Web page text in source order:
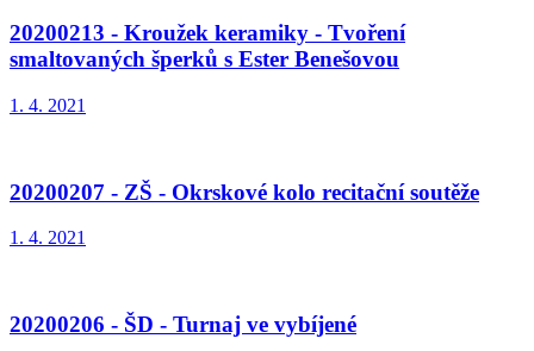
20200213 - Kroužek keramiky - Tvoření
smaltovaných šperků s Ester Benešovou
1. 4. 2021
20200207 - ZŠ - Okrskové kolo recitační soutěže
1. 4. 2021
20200206 - ŠD - Turnaj ve vybíjené